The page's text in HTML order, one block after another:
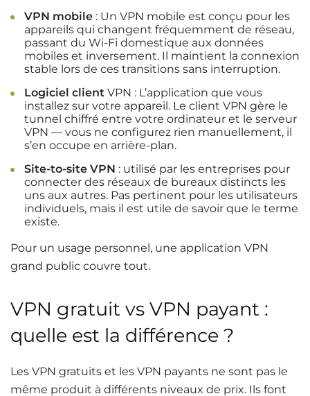
VPN mobile : Un VPN mobile est conçu pour les
appareils qui changent fréquemment de réseau,
passant du Wi-Fi domestique aux données
mobiles et inversement. Il maintient la connexion
stable lors de ces transitions sans interruption.
Logiciel client VPN : L’application que vous
installez sur votre appareil. Le client VPN gère le
tunnel chiffré entre votre ordinateur et le serveur
VPN — vous ne configurez rien manuellement, il
s’en occupe en arrière-plan.
Site-to-site VPN : utilisé par les entreprises pour
connecter des réseaux de bureaux distincts les
uns aux autres. Pas pertinent pour les utilisateurs
individuels, mais il est utile de savoir que le terme
existe.
Pour un usage personnel, une application VPN
grand public couvre tout.
VPN gratuit vs VPN payant :
quelle est la différence ?
Les VPN gratuits et les VPN payants ne sont pas le
même produit à différents niveaux de prix. Ils font